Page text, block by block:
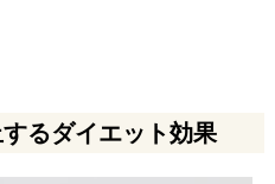
るダイエット効果